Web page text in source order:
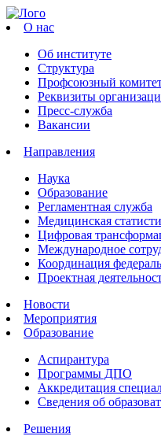
О нас
Об институте
Структура
Профсоюзный
Реквизиты
Пресс-служба
Вакансии
Направления
Наука
Образование
Регламентная служба
Медицинская
Цифровая
Международное
Координация
Проектная
Новости
Мероприятия
Образование
Аспирантура
Программы ДПО
Аккредитация
Сведения об
Решения